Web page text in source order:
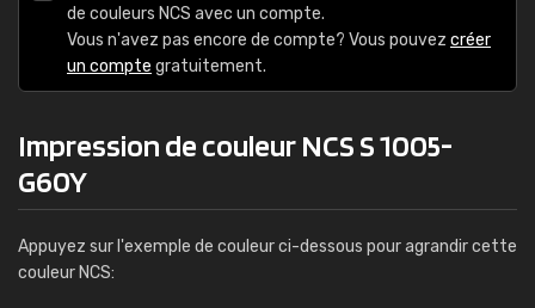
de couleurs NCS avec un compte.
Vous n'avez pas encore de compte? Vous pouvez créer
un compte gratuitement.
Impression de couleur NCS S 1005-
G60Y
Appuyez sur l'exemple de couleur ci-dessous pour agrandir cette
couleur NCS: